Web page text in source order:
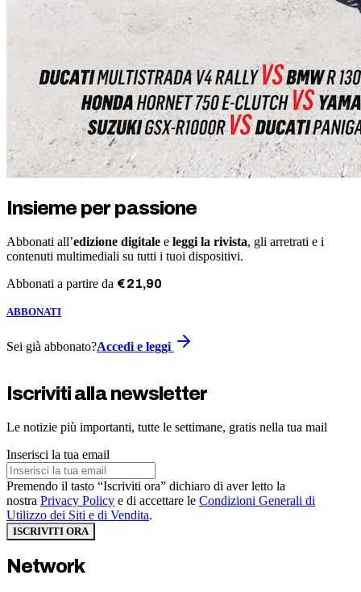
Insieme per passione
Abbonati all’edizione digitale e leggi la rivista, gli arretrati e i
contenuti multimediali su tutti i tuoi dispositivi.
Abbonati a partire da €21,90
ABBONATI
Sei già abbonato?Accedi e leggi
Iscriviti alla newsletter
Le notizie più importanti, tutte le settimane, gratis nella tua mail
Inserisci la tua email
Premendo il tasto “Iscriviti ora” dichiaro di aver letto la
nostra Privacy Policy e di accettare le Condizioni Generali di
Utilizzo dei Siti e di Vendita.
ISCRIVITI ORA
Network